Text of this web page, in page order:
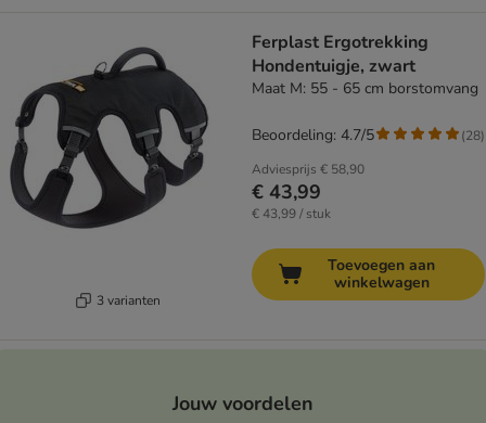
3 varianten
Ferplast Ergotrekking
Hondentuigje, zwart
Maat M: 55 - 65 cm borstomvang
Adviesprijs € 58,90
€ 43,99
€ 43,99 / stuk
Beoordeling: 4.7/5 (28)
Toevoegen aan
winkelwagen
Jouw voordelen